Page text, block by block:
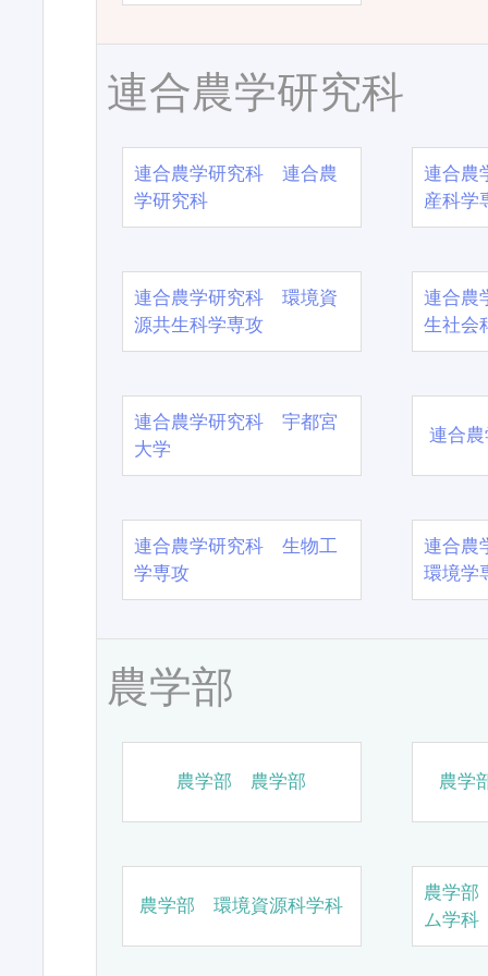
連合農学研究科
連合農学研究科 連合農
学研究科
連合農
産科学
連合農学研究科 環境資
源共生科学専攻
連合農
生社会
連合農学研究科 宇都宮
大学
連合
連合農学研究科 生物工
学専攻
連合農
環境学
農学部
農学部 農学部 農学
農学部 環境資源科学科
農学
ム学科